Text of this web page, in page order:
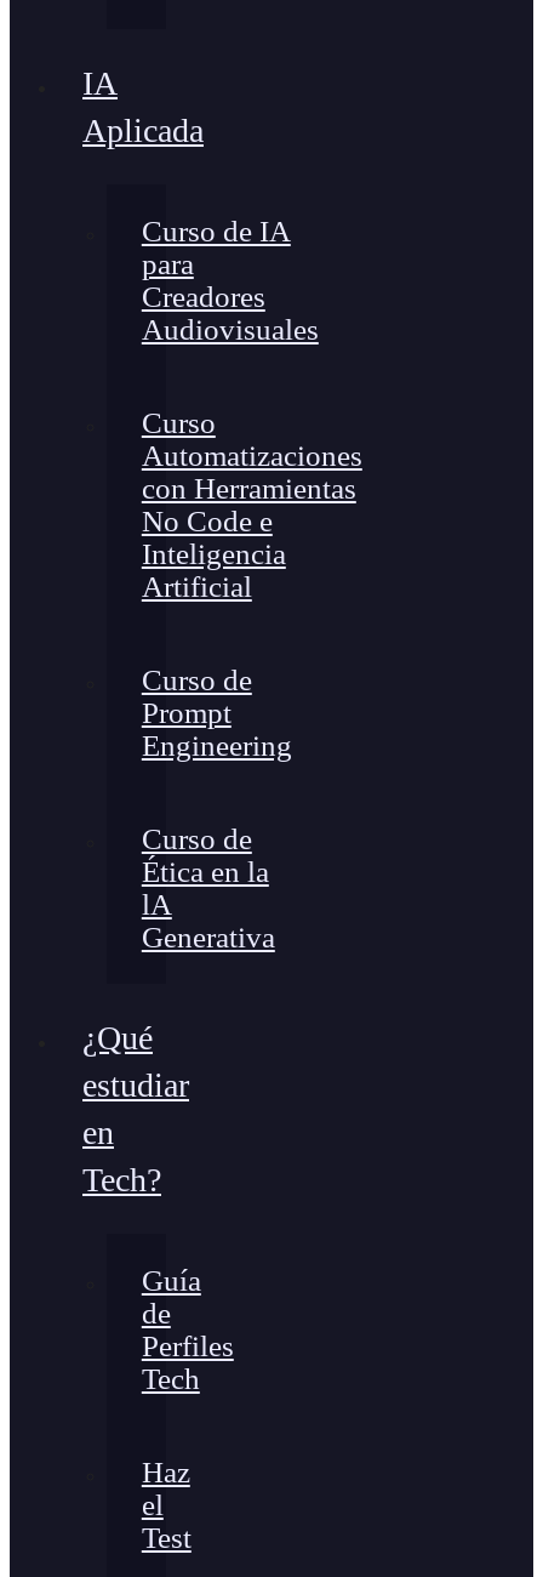
IA
Aplicada
Curso de IA
para
Creadores
Audiovisuales
Curso
Automatizaciones
con Herramientas
No Code e
Inteligencia
Artificial
Curso de
Prompt
Engineering
Curso de
Ética en la
lA
Generativa
¿Qué
estudiar
en
Tech?
Guía
de
Perfiles
Tech
Haz
el
Test